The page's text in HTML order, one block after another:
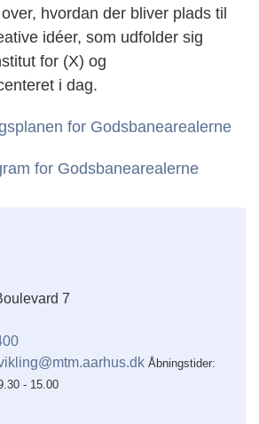
hvordan der bliver plads til
idéer, som udfolder sig
for (X) og
i dag.
for Godsbanearealerne
for Godsbanearealerne
7
Åbningstider:
- 15.00